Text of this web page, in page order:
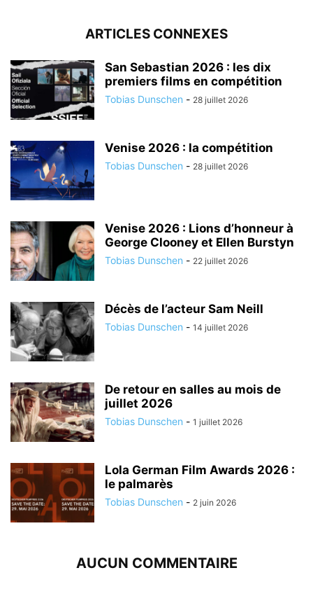
ARTICLES CONNEXES
San Sebastian 2026 : les dix
premiers films en compétition
Tobias Dunschen - 28 juillet 2026
Venise 2026 : la compétition
Tobias Dunschen - 28 juillet 2026
Venise 2026 : Lions d’honneur à
George Clooney et Ellen Burstyn
Tobias Dunschen - 22 juillet 2026
Décès de l’acteur Sam Neill
Tobias Dunschen - 14 juillet 2026
De retour en salles au mois de
juillet 2026
Tobias Dunschen - 1 juillet 2026
Lola German Film Awards 2026 :
le palmarès
Tobias Dunschen - 2 juin 2026
AUCUN COMMENTAIRE